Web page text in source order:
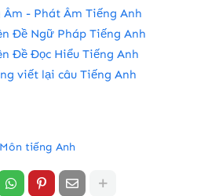
- Phát Âm Tiếng Anh
Đề Ngữ Pháp Tiếng Anh
Đề Đọc Hiểu Tiếng Anh
viết lại câu Tiếng Anh
Môn tiếng Anh